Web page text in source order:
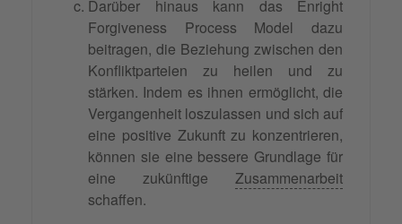
Darüber hinaus kann das Enright
Forgiveness Process Model dazu
beitragen, die Beziehung zwischen den
Konfliktparteien zu heilen und zu
stärken. Indem es ihnen ermöglicht, die
Vergangenheit loszulassen und sich auf
eine positive Zukunft zu konzentrieren,
können sie eine bessere Grundlage für
eine zukünftige Zusammenarbeit
schaffen.